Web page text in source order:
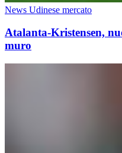
News Udinese mercato
Atalanta-Kristensen,
muro